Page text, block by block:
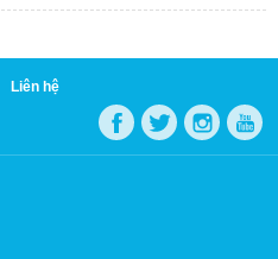
Liên hệ